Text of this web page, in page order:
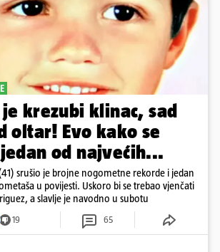
je krezubi klinac, sad
oltar! Evo kako se
od najvećih...
srušio je brojne nogometne rekorde i jedan
u povijesti. Uskoro bi se trebao vjenčati
a slavlje je navodno u subotu
19 65